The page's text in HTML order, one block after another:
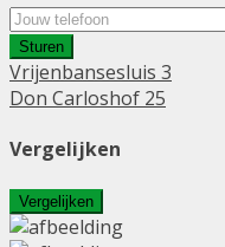
Sturen
Vrijenbansesluis 3
Don Carloshof 25
Vergelijken
Vergelijken